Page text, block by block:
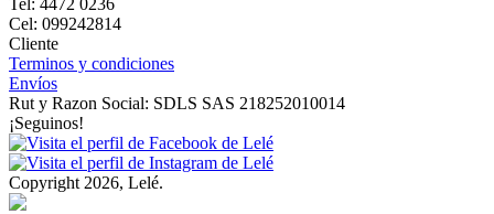
Tel: 4472 0236
Cel: 099242814
Cliente
Terminos y condiciones
Envíos
Rut y Razon Social: SDLS SAS 218252010014
¡Seguinos!
Copyright 2026, Lelé.